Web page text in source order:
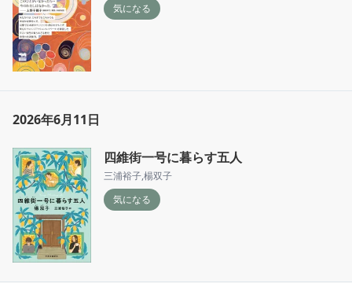
気になる
2026年6月11日
四維街一号に暮らす五人
三浦裕子,楊双子
気になる